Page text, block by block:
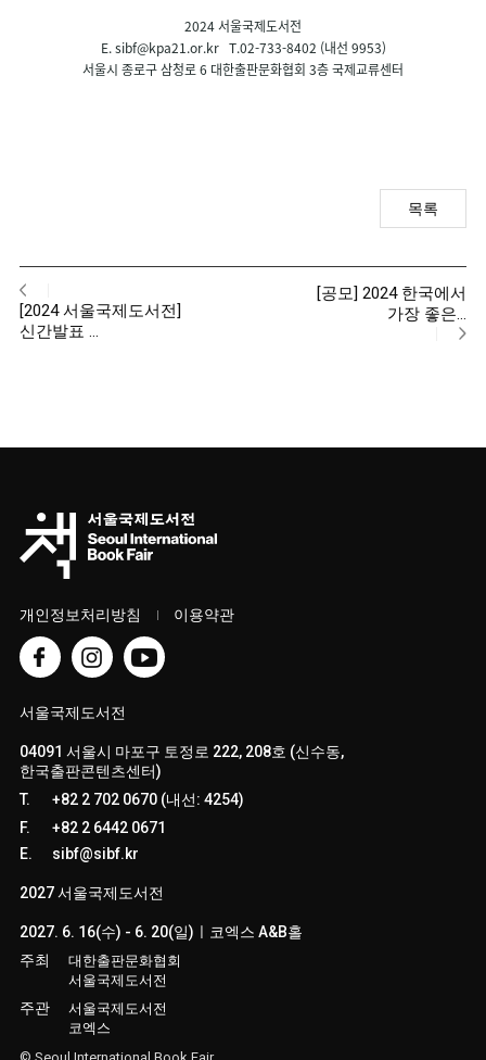
2024 서울국제도서전
E.sibf@kpa21.or.krT.02-733-8402 (내선 9953)
서울시 종로구 삼청로 6 대한출판문화협회 3층 국제교류센터
목록
[2024 서울국제도서전]
신간발표 …
[공모] 2024 한국에서
가장 좋은…
개인정보처리방침 이용약관
서울국제도서전
04091 서울시 마포구 토정로 222, 208호 (신수동,
한국출판콘텐츠센터)
T.
+82 2 702 0670 (내선: 4254)
F.
+82 2 6442 0671
E.
sibf@sibf.kr
2027 서울국제도서전
2027. 6. 16(수) - 6. 20(일)ㅣ코엑스 A&B홀
주최
대한출판문화협회
서울국제도서전
주관
서울국제도서전
코엑스